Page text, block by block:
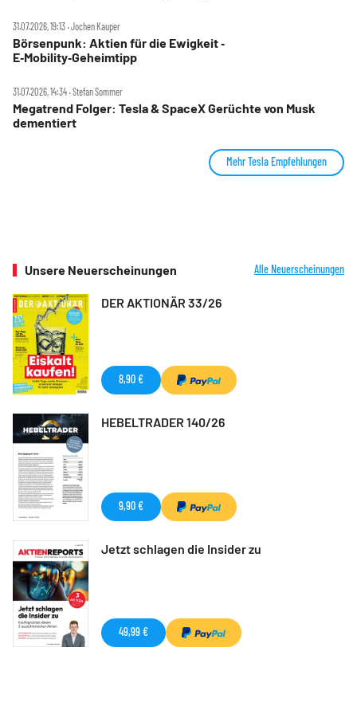
31.07.2026, 19:13 ‧ Jochen Kauper
Börsenpunk: Aktien für die Ewigkeit ‑
E‑Mobility‑Geheimtipp
31.07.2026, 14:34 ‧ Stefan Sommer
Megatrend Folger: Tesla & SpaceX Gerüchte von Musk
dementiert
Mehr Tesla Empfehlungen
Unsere Neuerscheinungen Alle Neuerscheinungen
DER AKTIONÄR 33/26
8,90 €
HEBELTRADER 140/26
9,90 €
Jetzt schlagen die Insider zu
49,99 €